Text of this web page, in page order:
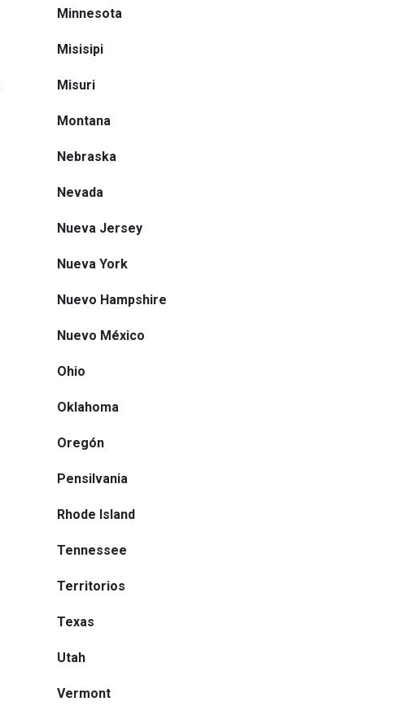
Minnesota
Misisipi
Misuri
Montana
Nebraska
Nevada
Nueva Jersey
Nueva York
Nuevo Hampshire
Nuevo México
Ohio
Oklahoma
Oregón
Pensilvania
Rhode Island
Tennessee
Territorios
Texas
Utah
Vermont